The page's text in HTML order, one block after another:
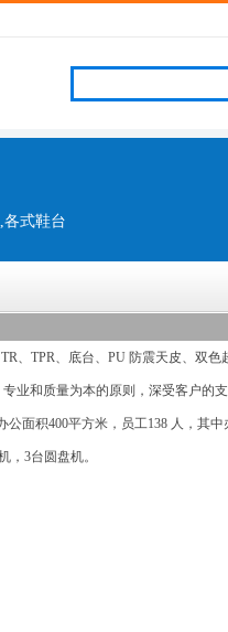
各式鞋台
、TPR、底台、PU 防震天皮、双
业和质量为本的原则，深受客户的
面积400平方米，员工138 人，其
，3台圆盘机。